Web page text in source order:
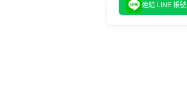
連結 LINE 帳號